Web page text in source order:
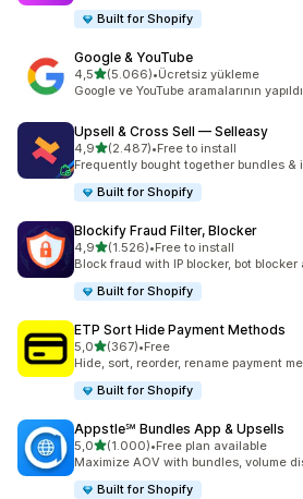
Built for Shopify
Google & YouTube
4,55 yıldız üzerinden
(5.066)
toplam 5066 değerlendirme
•Ücretsiz yükleme
Google ve YouTube aramalarının
Upsell & Cross Sell — Selleasy
4,95 yıldız üzerinden
(2.487)
toplam 2487 değerlendirme
•Free to install
Frequently bought together bundles &
Built for Shopify
Blockify Fraud Filter, Blocker
4,95 yıldız üzerinden
(1.526)
toplam 1526 değerlendirme
•Free to install
Block fraud with IP blocker, bot
Built for Shopify
ETP Sort Hide Payment Methods
5,05 yıldız üzerinden
(367)
toplam 367 değerlendirme
•Free
Hide, sort, reorder, rename payment
Built for Shopify
Appstle℠ Bundles App & Upsells
5,05 yıldız üzerinden
(1.000)
toplam 1000 değerlendirme
•Free plan available
Maximize AOV with bundles, volume
Built for Shopify